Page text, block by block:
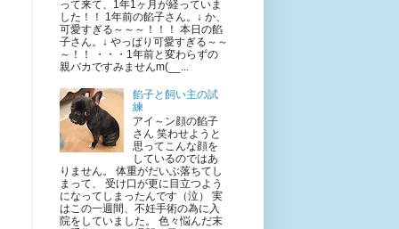
って来て、1年1ヶ月が経っていま
した！！ 1年前の餡子さん。↓ か、
可愛すぎる～～～！！！ 本日の餡
子さん。↓ やっぱり可愛すぎる～～
～！！ ・・・1年前と変わらずの
親バカですみませんm(__...
餡子と飼い主の試
練
アイ～ン顔の餡子
さん 笑わせようと
思ってこんな顔を
しているのではあ
りません。 体重がだいぶ落ちてし
まって、 受け口が更に目立つよう
になってしまったんです（泣） 実
はこの一週間、不妊手術の為に入
院をしていました。 色々悩んだ末